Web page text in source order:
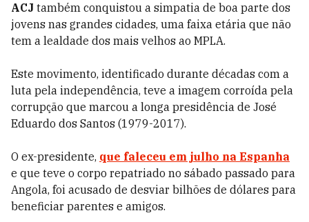
ACJ também conquistou a simpatia de boa parte dos
jovens nas grandes cidades, uma faixa etária que não
tem a lealdade dos mais velhos ao MPLA.
Este movimento, identificado durante décadas com a
luta pela independência, teve a imagem corroída pela
corrupção que marcou a longa presidência de José
Eduardo dos Santos (1979-2017).
O ex-presidente, que faleceu em julho na Espanha
e que teve o corpo repatriado no sábado passado para
Angola, foi acusado de desviar bilhões de dólares para
beneficiar parentes e amigos.